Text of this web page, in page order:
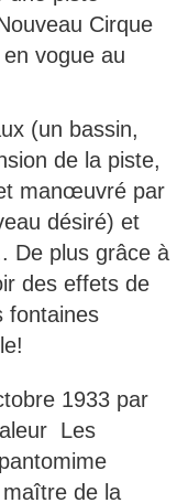
Cirque
vogue au
(un bassin,
de la piste,
manœuvré par
désiré) et
De plus grâce à
des effets de
fontaines
1933 par
Les
de la